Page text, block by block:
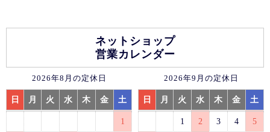
ネットショップ
営業カレンダー
2026年8月の定休日
日 月 火 水 木 金 土
1
2026年9月の定休日
日 月 火 水 木 金 土
1 2 3 4 5